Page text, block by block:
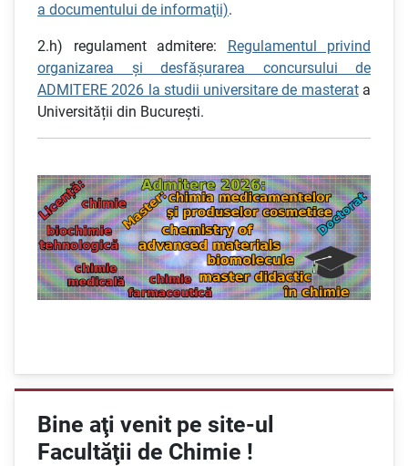
a documentului de informaţii).
2.h) regulament admitere:
Regulamentul privind
organizarea şi desfăşurarea concursului de
ADMITERE 2026 la studii universitare de masterata
Universității din București.
Bine aţi venit pe site-ul
Facultăţii de Chimie !